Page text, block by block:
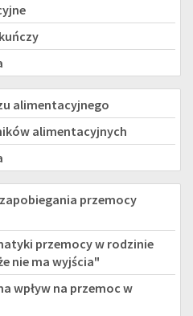
alimentacyjnego
alimentacyjnych
przemocy
przemocy w rodzinie
nie ma wyjścia"
wpływ na przemoc w